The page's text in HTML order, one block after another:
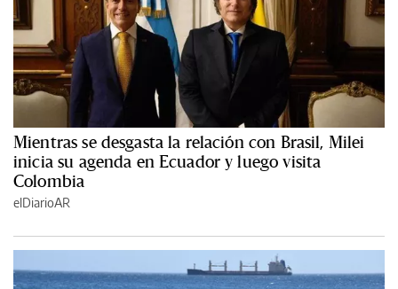
Mientras se desgasta la relación con Brasil, Milei
inicia su agenda en Ecuador y luego visita
Colombia
elDiarioAR